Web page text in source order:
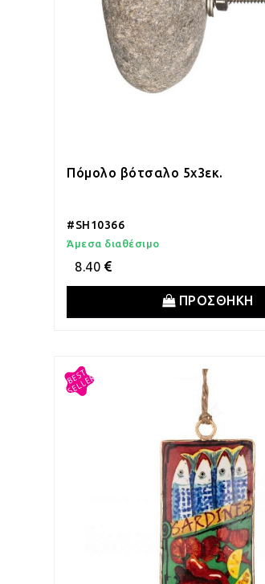
Πόμολο βότσαλο 5x3εκ.
#SH10366
Άμεσα διαθέσιμο
8.40
ΠΡΟΣΘΗΚΗ